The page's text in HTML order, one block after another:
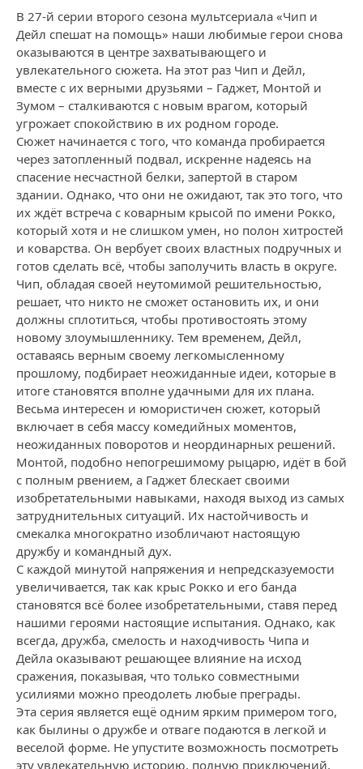
В 27-й серии второго сезона мультсериала «Чип и
Дейл спешат на помощь» наши любимые герои снова
оказываются в центре захватывающего и
увлекательного сюжета. На этот раз Чип и Дейл,
вместе с их верными друзьями – Гаджет, Монтой и
Зумом – сталкиваются с новым врагом, который
угрожает спокойствию в их родном городе.
Сюжет начинается с того, что команда пробирается
через затопленный подвал, искренне надеясь на
спасение несчастной белки, запертой в старом
здании. Однако, что они не ожидают, так это того, что
их ждёт встреча с коварным крысой по имени Рокко,
который хотя и не слишком умен, но полон хитростей
и коварства. Он вербует своих властных подручных и
готов сделать всё, чтобы заполучить власть в округе.
Чип, обладая своей неутомимой решительностью,
решает, что никто не сможет остановить их, и они
должны сплотиться, чтобы противостоять этому
новому злоумышленнику. Тем временем, Дейл,
оставаясь верным своему легкомысленному
прошлому, подбирает неожиданные идеи, которые в
итоге становятся вполне удачными для их плана.
Весьма интересен и юмористичен сюжет, который
включает в себя массу комедийных моментов,
неожиданных поворотов и неординарных решений.
Монтой, подобно непогрешимому рыцарю, идёт в бой
с полным рвением, а Гаджет блескает своими
изобретательными навыками, находя выход из самых
затруднительных ситуаций. Их настойчивость и
смекалка многократно изобличают настоящую
дружбу и командный дух.
С каждой минутой напряжения и непредсказуемости
увеличивается, так как крыс Рокко и его банда
становятся всё более изобретательными, ставя перед
нашими героями настоящие испытания. Однако, как
всегда, дружба, смелость и находчивость Чипа и
Дейла оказывают решающее влияние на исход
сражения, показывая, что только совместными
усилиями можно преодолеть любые преграды.
Эта серия является ещё одним ярким примером того,
как былины о дружбе и отваге подаются в легкой и
веселой форме. Не упустите возможность посмотреть
эту увлекательную историю, полную приключений,